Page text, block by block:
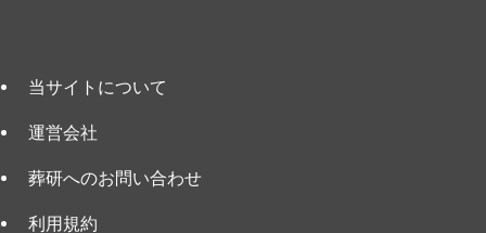
当サイトについて
運営会社
葬研へのお問い合わせ
利用規約